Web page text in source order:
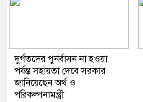
দুর্গতদের পুনর্বাসন না হওয়া
পর্যন্ত সহায়তা দেবে সরকার
জানিয়েছেন অর্থ ও
পরিকল্পনামন্ত্রী